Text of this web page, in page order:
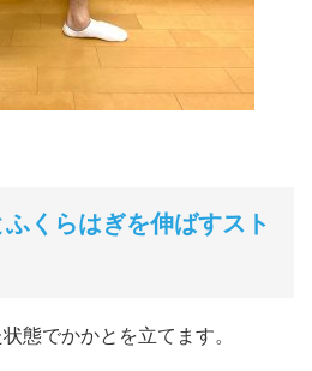
くらはぎを伸ばすスト
態でかかとを立てます。